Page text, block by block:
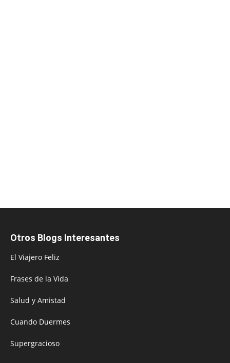
Otros Blogs Interesantes
El Viajero Feliz
Frases de la Vida
Salud y Amistad
Cuando Duermes
Supergracioso